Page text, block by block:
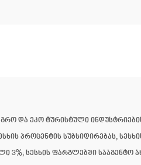
და ეკო ტურისტული
პროცენტის სუბსიდირებას,
3%; სესხის ფარგლებში სააგენტო